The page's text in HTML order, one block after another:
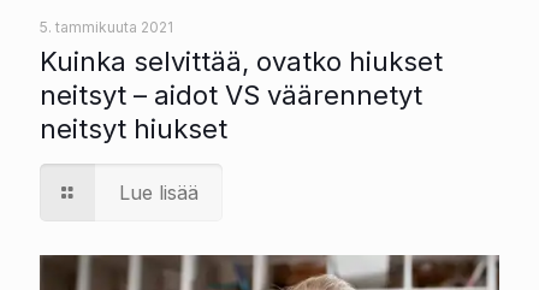
5. tammikuuta 2021
Kuinka selvittää, ovatko hiukset
neitsyt – aidot VS väärennetyt
neitsyt hiukset
Lue lisää